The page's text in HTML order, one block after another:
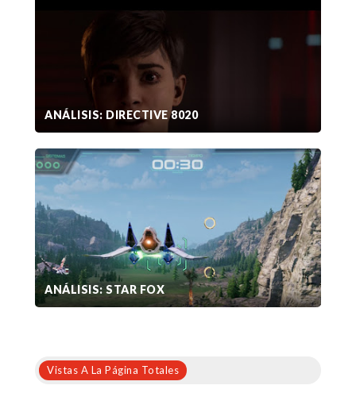
ANÁLISIS: DIRECTIVE 8020
ANÁLISIS: STAR FOX
Vistas A La Página Totales